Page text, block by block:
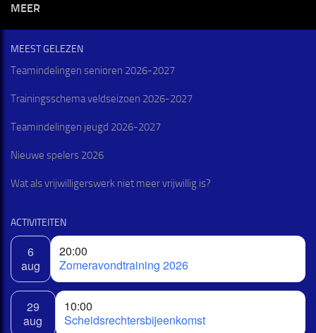
MEER
MEEST GELEZEN
Teamindelingen senioren 2026-2027
Trainingsschema veldseizoen 2026-2027
Teamindelingen jeugd 2026-2027
Nieuwe spelers 2026
Wat als vrijwilligerswerk niet meer vrijwillig is?
ACTIVITEITEN
6
aug
20:00
Zomeravondtraining 2026
29
aug
10:00
Scheidsrechtersbijeenkomst